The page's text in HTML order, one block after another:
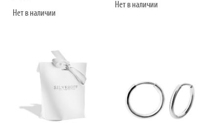
Нет в наличии
Нет в наличии